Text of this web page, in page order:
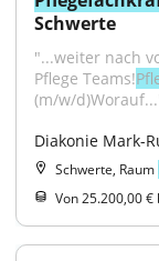
Schwerte
"...weiter nach
Pflege Teams!
(m/w/
Diakonie Mark-
Schwerte, Raum
Von 25.200,00 €